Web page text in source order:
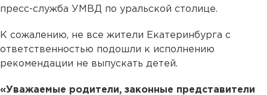
пресс-служба УМВД по уральской столице.
К сожалению, не все жители Екатеринбурга с
ответственностью подошли к исполнению
рекомендации не выпускать детей.
«Уважаемые родители, законные представители